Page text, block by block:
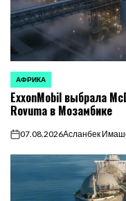
ОПУБЛИКОВАНО
В
АФРИКА
ExxonMobil выбрала
Rovuma в Мозамбике
on07.08.2026Асланбек